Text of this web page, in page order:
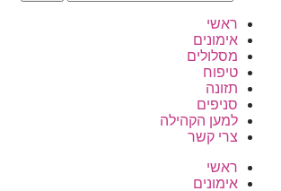
ראשי
אימונים
מסלולים
טיפוח
תזונה
סניפים
למען הקהילה
צרי קשר
ראשי
אימונים